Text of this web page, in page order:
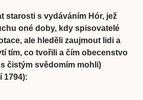
starosti s vydáváním Hór, jež
oné doby, kdy spisovatelé
ale hleděli zaujmout lidi a
tím, co tvořili a čím obecenstvo
čistým svědomím mohli)
1794):